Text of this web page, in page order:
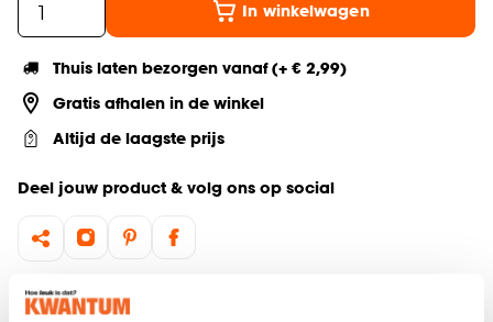
In winkelwagen
Thuis laten bezorgen vanaf (+ € 2,99)
Gratis afhalen in de winkel
Altijd de laagste prijs
Deel jouw product & volg ons op social
Hulp nodig? Wij regelen het voor je!